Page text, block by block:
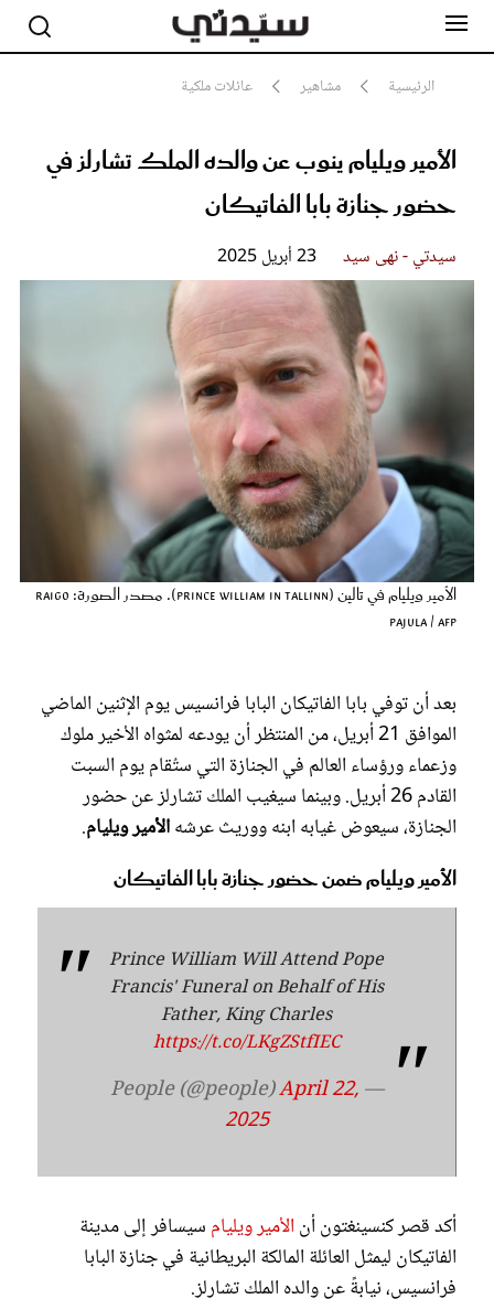
الرئيسية مشاهير عائلات ملكية
الأمير ويليام ينوب عن والده الملك تشارلز في
حضور جنازة بابا الفاتيكان
سيدتي - نهى سيد 23 أبريل 2025
الأمير ويليام في تالين (Prince William in Tallinn). مصدر الصورة: RAIGO
PAJULA / AFP
بعد أن توفي بابا الفاتيكان البابا فرانسيس يوم الإثنين الماضي
الموافق 21 أبريل، من المنتظر أن يودعه لمثواه الأخير ملوك
وزعماء ورؤساء العالم في الجنازة التي ستُقام يوم السبت
القادم 26 أبريل. وبينما سيغيب الملك تشارلز عن حضور
الجنازة، سيعوض غيابه ابنه ووريث عرشهالأمير ويليام.
الأمير ويليام ضمن حضور جنازة بابا الفاتيكان
Prince William Will Attend Pope
Francis' Funeral on Behalf of His
Father, King Charles
https://t.co/LKgZStfIEC
— People (@people)
April 22,
2025
أكد قصر كنسينغتون أن الأمير ويليام سيسافر إلى مدينة
الفاتيكان ليمثل العائلة المالكة البريطانية في جنازة البابا
فرانسيس، نيابةً عن والده الملك تشارلز.
مشاهير
جمال
سيدتي وطفلك
لايف ستايل
مطبخ سيدتي
ستايل
تقارير
عروس سيدتي
مجلة سيدتي
غلاف رفمي